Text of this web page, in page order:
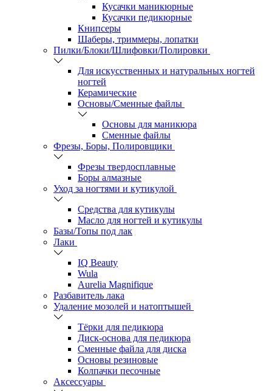
Кусачки маникюрные
Кусачки педикюрные
Книпсеры
Шаберы, триммеры, лопатки
Пилки/Блоки/Шлифовки/Полировки
Для искусственных и натуральных ногтей
ногтей
Керамические
Основы/Сменные файлы
Основы для маникюра
Сменные файлы
Фрезы, Боры, Полировщики
Фрезы твердосплавные
Боры алмазные
Уход за ногтями и кутикулой
Средства для кутикулы
Масло для ногтей и кутикулы
Базы/Топы под лак
Лаки
IQ Beauty
Wula
Aurelia Magnifique
Разбавитель лака
Удаление мозолей и натоптышей
Тёрки для педикюра
Диск-основа для педикюра
Сменные файла для диска
Основы резиновые
Колпачки песочные
Аксессуары